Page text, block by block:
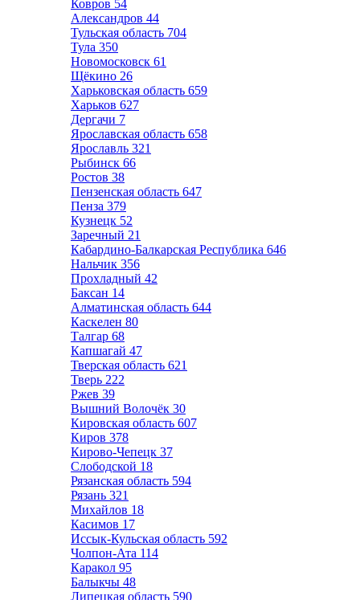
Ковров 54
Александров 44
Тульская область 704
Тула 350
Новомосковск 61
Щёкино 26
Харьковская область 659
Харьков 627
Дергачи 7
Ярославская область 658
Ярославль 321
Рыбинск 66
Ростов 38
Пензенская область 647
Пенза 379
Кузнецк 52
Заречный 21
Кабардино-Балкарская Республика 646
Нальчик 356
Прохладный 42
Баксан 14
Алматинская область 644
Каскелен 80
Талгар 68
Капшагай 47
Тверская область 621
Тверь 222
Ржев 39
Вышний Волочёк 30
Кировская область 607
Киров 378
Кирово-Чепецк 37
Слободской 18
Рязанская область 594
Рязань 321
Михайлов 18
Касимов 17
Иссык-Кульская область 592
Чолпон-Ата 114
Каракол 95
Балыкчы 48
Липецкая область 590